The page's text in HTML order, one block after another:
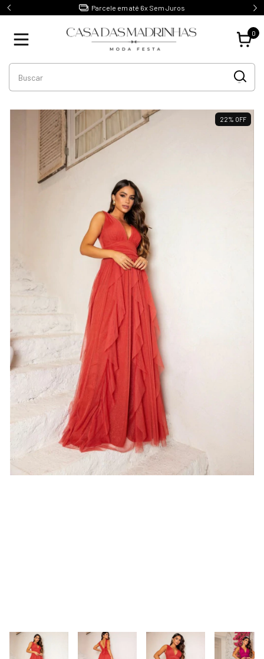
1ºTroca Gratuita e sem Burocracia
0
22% OFF